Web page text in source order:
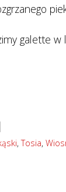
galette w
,Tosia,